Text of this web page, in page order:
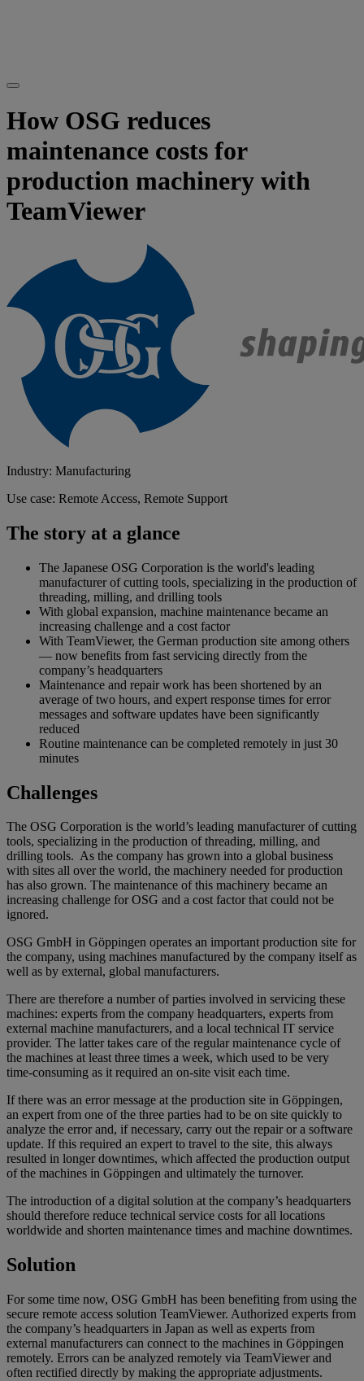
How OSG reduces
maintenance costs for
production machinery with
TeamViewer
Industry: Manufacturing
Use case: Remote Access, Remote Support
The story at a glance
The Japanese OSG Corporation is the world's leading
manufacturer of cutting tools, specializing in the production of
threading, milling, and drilling tools
With global expansion, machine maintenance became an
increasing challenge and a cost factor
With TeamViewer, the German production site among others
— now benefits from fast servicing directly from the
company’s headquarters
Maintenance and repair work has been shortened by an
average of two hours, and expert response times for error
messages and software updates have been significantly
reduced
Routine maintenance can be completed remotely in just 30
minutes
Challenges
The OSG Corporation is the world’s leading manufacturer of cutting
tools, specializing in the production of threading, milling, and
drilling tools. As the company has grown into a global business
with sites all over the world, the machinery needed for production
has also grown. The maintenance of this machinery became an
increasing challenge for OSG and a cost factor that could not be
ignored.
OSG GmbH in Göppingen operates an important production site for
the company, using machines manufactured by the company itself as
well as by external, global manufacturers.
There are therefore a number of parties involved in servicing these
machines: experts from the company headquarters, experts from
external machine manufacturers, and a local technical IT service
provider. The latter takes care of the regular maintenance cycle of
the machines at least three times a week, which used to be very
time-consuming as it required an on-site visit each time.
If there was an error message at the production site in Göppingen,
an expert from one of the three parties had to be on site quickly to
analyze the error and, if necessary, carry out the repair or a software
update. If this required an expert to travel to the site, this always
resulted in longer downtimes, which affected the production output
of the machines in Göppingen and ultimately the turnover.
The introduction of a digital solution at the company’s headquarters
should therefore reduce technical service costs for all locations
worldwide and shorten maintenance times and machine downtimes.
Solution
For some time now, OSG GmbH has been benefiting from using the
secure remote access solution TeamViewer. Authorized experts from
the company’s headquarters in Japan as well as experts from
external manufacturers can connect to the machines in Göppingen
remotely. Errors can be analyzed remotely via TeamViewer and
often rectified directly by making the appropriate adjustments.